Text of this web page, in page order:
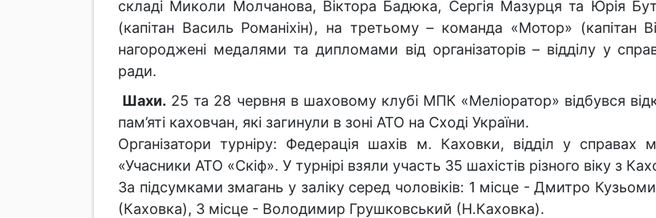
складі Миколи Молчанова, Віктора Бадюка, Сергія Мазурця та Юрія
(капітан Василь Романіхін), на третьому – команда «Мотор» (капітан
нагороджені медалями та дипломами від організаторів – відділу у
ради.
Шахи. 25 та 28 червня в шаховому клубі МПК «Меліоратор» відбувся
пам’яті каховчан, які загинули в зоні АТО на Сході України.
Організатори турніру: Федерація шахів м. Каховки, відділ у справах
«Учасники АТО «Скіф». У турнірі взяли участь 35 шахістів різного віку з
За підсумками змагань у заліку серед чоловіків: 1 місце - Дмитро
(Каховка), 3 місце - Володимир Грушковський (Н.Каховка).